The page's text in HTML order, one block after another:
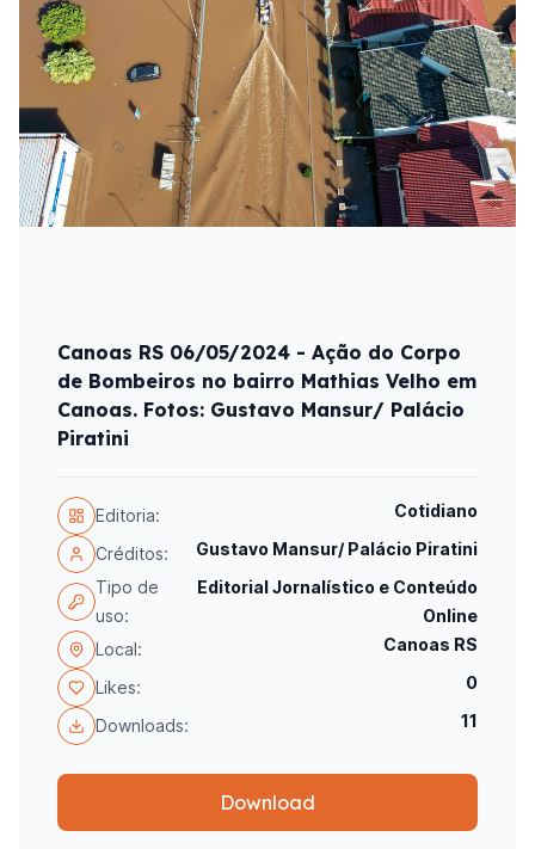
Canoas RS 06/05/2024 - Ação do Corpo
de Bombeiros no bairro Mathias Velho em
Canoas. Fotos: Gustavo Mansur/ Palácio
Piratini
Editoria: Cotidiano
Créditos:
Gustavo Mansur/ Palácio Piratini
Tipo de
uso:
Editorial Jornalístico e Conteúdo
Online
Local:
Canoas RS
Likes: 0
Downloads: 11
Download